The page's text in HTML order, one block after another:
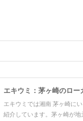
エキウミでは湘南 茅ヶ崎に
紹介しています。茅ヶ崎が